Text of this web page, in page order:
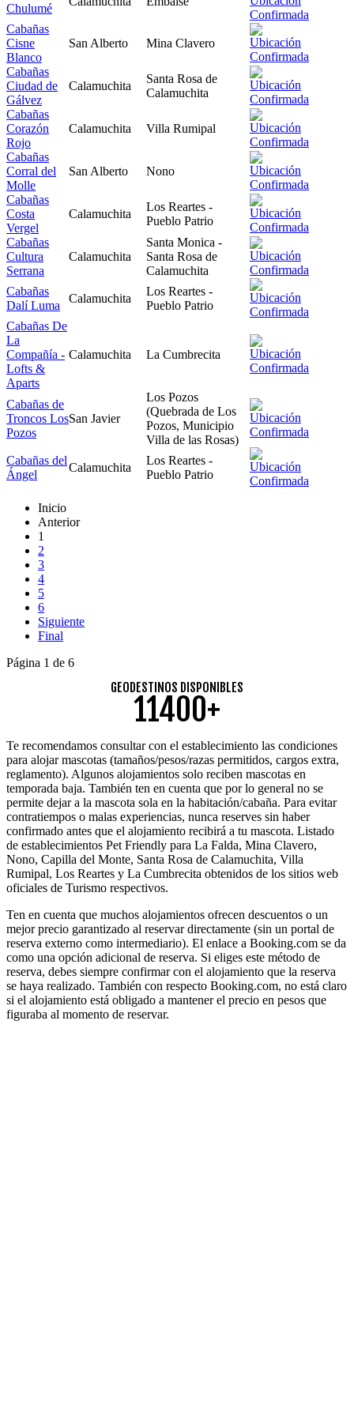
Chulumé
Cabañas
Cisne
Blanco
San Alberto Mina Clavero
Cabañas
Ciudad de
Gálvez
Calamuchita
Santa Rosa de
Calamuchita
Cabañas
Corazón
Rojo
Calamuchita Villa Rumipal
Cabañas
Corral del
Molle
San Alberto Nono
Cabañas
Costa
Vergel
Calamuchita
Los Reartes -
Pueblo Patrio
Cabañas
Cultura
Serrana
Calamuchita
Santa Monica -
Santa Rosa de
Calamuchita
Cabañas
Dalí Luma
Calamuchita
Los Reartes -
Pueblo Patrio
Cabañas De
La
Compañía -
Lofts &
Aparts
Calamuchita La Cumbrecita
Cabañas de
Troncos Los
Pozos
San Javier
Los Pozos
(Quebrada de Los
Pozos, Municipio
Villa de las Rosas)
Cabañas del
Ángel
Calamuchita
Los Reartes -
Pueblo Patrio
Inicio
Anterior
1
2
3
4
5
6
Siguiente
Final
Página 1 de 6
GEODESTINOS DISPONIBLES
11400+
Te recomendamos consultar con el establecimiento las condiciones
para alojar mascotas (tamaños/pesos/razas permitidos, cargos extra,
reglamento). Algunos alojamientos solo reciben mascotas en
temporada baja. También ten en cuenta que por lo general no se
permite dejar a la mascota sola en la habitación/cabaña. Para evitar
contratiempos o malas experiencias, nunca reserves sin haber
confirmado antes que el alojamiento recibirá a tu mascota. Listado
de establecimientos Pet Friendly para La Falda, Mina Clavero,
Nono, Capilla del Monte, Santa Rosa de Calamuchita, Villa
Rumipal, Los Reartes y La Cumbrecita obtenidos de los sitios web
oficiales de Turismo respectivos.
Ten en cuenta que muchos alojamientos ofrecen descuentos o un
mejor precio garantizado al reservar directamente (sin un portal de
reserva externo como intermediario). El enlace a Booking.com se da
como una opción adicional de reserva. Si eliges este método de
reserva, debes siempre confirmar con el alojamiento que la reserva
se haya realizado. También con respecto Booking.com, no está claro
si el alojamiento está obligado a mantener el precio en pesos que
figuraba al momento de reservar.